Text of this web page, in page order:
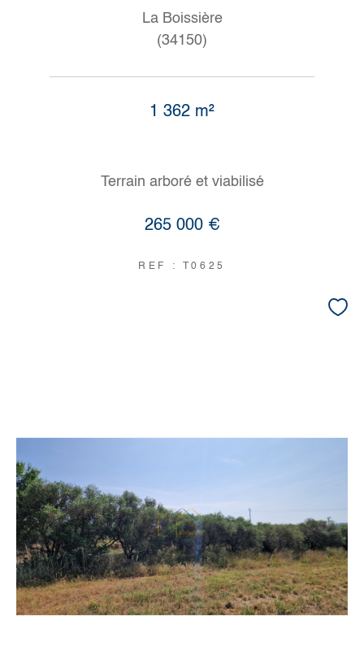
La Boissière
(34150)
1 362 m²
Terrain arboré et viabilisé
265 000 €
REF : T0625